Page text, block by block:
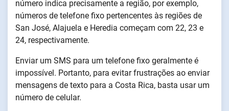
número indica precisamente a região, por exemplo,
números de telefone fixo pertencentes às regiões de
San José, Alajuela e Heredia começam com 22, 23 e
24, respectivamente.
Enviar um SMS para um telefone fixo geralmente é
impossível. Portanto, para evitar frustrações ao enviar
mensagens de texto para a Costa Rica, basta usar um
número de celular.